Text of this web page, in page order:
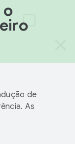
de
As